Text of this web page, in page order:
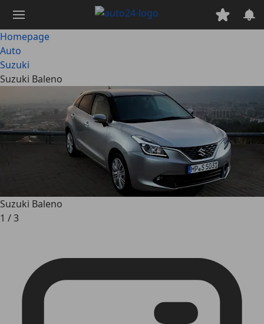
naar
hoofdinhoud
Homepage
Auto
Suzuki
Suzuki Baleno
Suzuki Baleno
1 /3